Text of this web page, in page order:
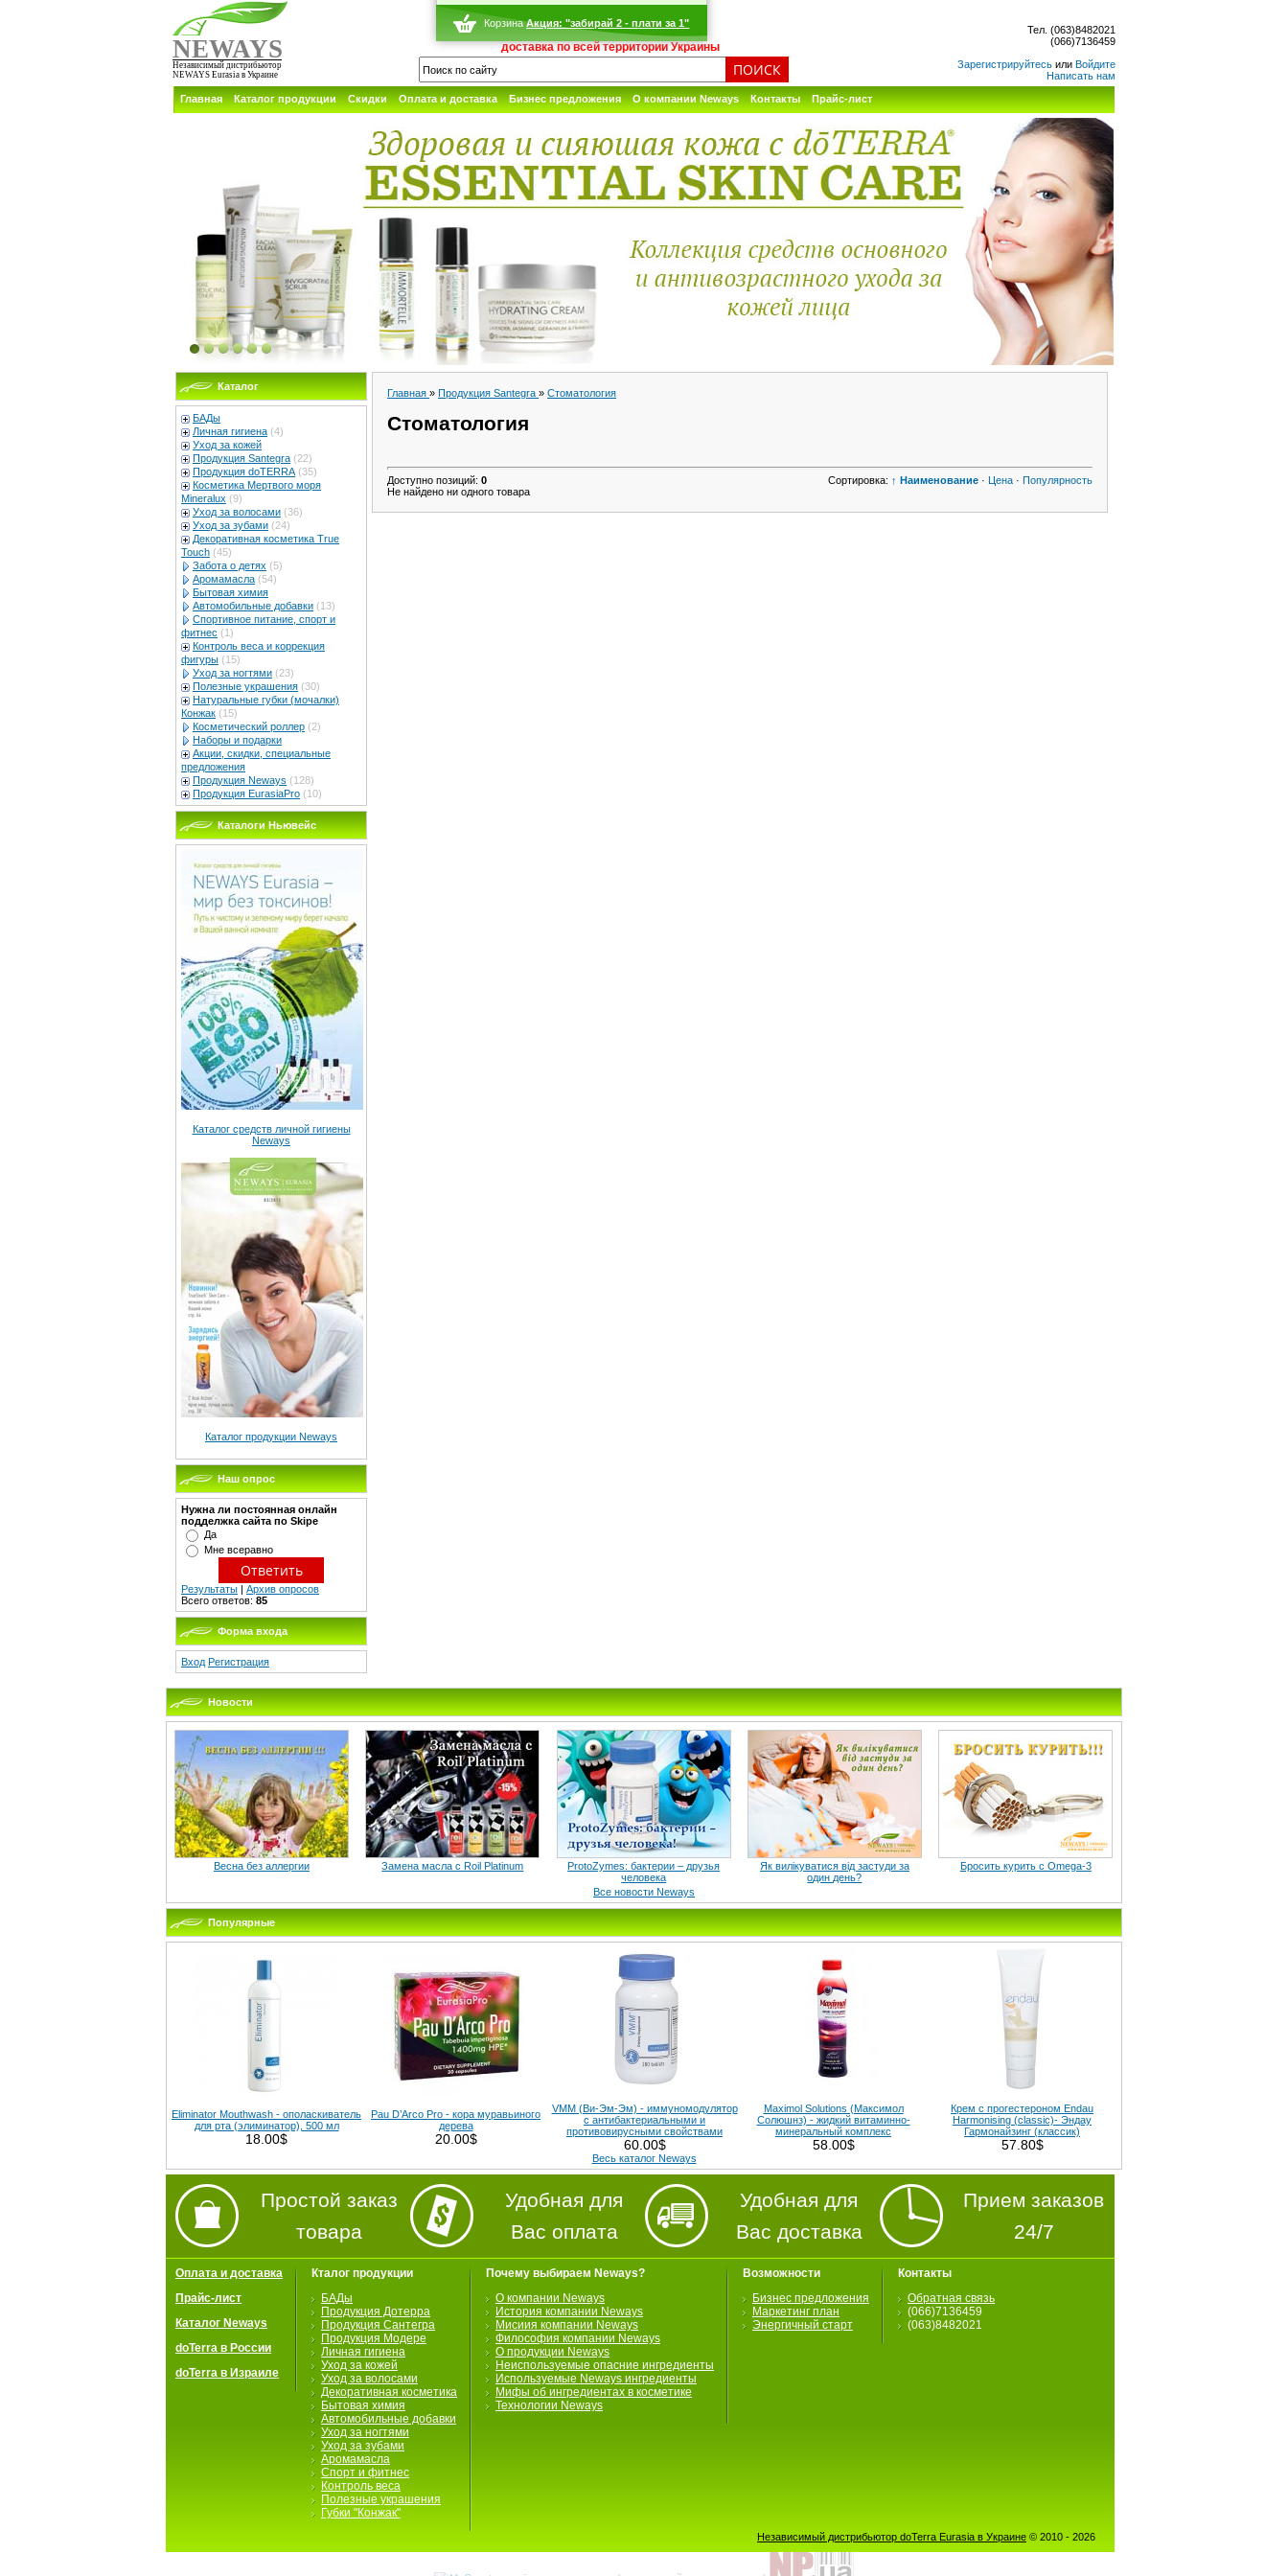
Корзина Акция: "забирай 2 - плати за 1"
NEWAYS
Независимый дистрибьютор
NEWAYS Eurasia в Украине
доставка по всей территории Украины
Тел. (063)8482021
(066)7136459
Зарегистрируйтесь или Войдите
Написать нам
Главная
Каталог продукции Скидки Оплата и доставка Бизнес предложения О компании Neways Контакты Прайс-лист
Каталог
БАДы
Личная гигиена (4)
Уход за кожей
Продукция Santegra (22)
Продукция doTERRA (35)
Косметика Мертвого моря
Mineralux (9)
Уход за волосами (36)
Уход за зубами (24)
Декоративная косметика True
Touch (45)
Забота о детях (5)
Аромамасла (54)
Бытовая химия
Автомобильные добавки (13)
Спортивное питание, спорт и
фитнес (1)
Контроль веса и коррекция
фигуры (15)
Уход за ногтями (23)
Полезные украшения (30)
Натуральные губки (мочалки)
Конжак (15)
Косметический роллер (2)
Наборы и подарки
Акции, скидки, специальные
предложения
Продукция Neways (128)
Продукция EurasiaPro (10)
Каталоги Ньювейс
Каталог средств личной гигиены
Neways
Каталог продукции Neways
Наш опрос
Нужна ли постоянная онлайн
подделжка сайта по Skipe
Да
Мне всеравно
Результаты | Архив опросов
Всего ответов: 85
Форма входа
Вход Регистрация
Главная » Продукция Santegra » Стоматология
Стоматология
Доступно позиций: 0 Сортировка: ↑ Наименование · Цена · Популярность
Не найдено ни одного товара
Новости
Весна без аллергии Замена масла с Roil Platinum
ProtoZymes: бактерии – друзья
человека
Як вилікуватися від застуди за
один день?
Бросить курить c Omega-3
Все новости Neways
Популярные
Eliminator Mouthwash - ополаскиватель
для рта (элиминатор), 500 мл
18.00$
Pau D’Arco Pro - кора муравьиного
дерева
20.00$
VMM (Ви-Эм-Эм) - иммуномодулятор
с антибактериальными и
противовирусными свойствами
60.00$
Maximol Solutions (Максимол
Солюшнз) - жидкий витаминно-
минеральный комплекс
58.00$
Крем с прогестероном Endau
Harmonising (classic)- Эндау
Гармонайзинг (классик)
57.80$
Весь каталог Neways
Простой заказ
товара
Удобная для
Вас оплата
Удобная для
Вас доставка
Прием заказов
24/7
Оплата и доставка
Прайс-лист
Каталог Neways
doTerra в России
doTerra в Израиле
Кталог продукции
БАДы
Продукция Дотерра
Продукция Сантегра
Продукция Модере
Личная гигиена
Уход за кожей
Уход за волосами
Декоративная косметика
Бытовая химия
Автомобильные добавки
Уход за ногтями
Уход за зубами
Аромамасла
Спорт и фитнес
Контроль веса
Полезные украшения
Губки "Конжак"
Почему выбираем Neways?
О компании Neways
История компании Neways
Мисиия компании Neways
Философия компании Neways
О продукции Neways
Неиспользуемые опасние ингредиенты
Используемые Neways ингредиенты
Мифы об ингредиентах в косметике
Технологии Neways
Возможности
Бизнес предложения
Маркетинг план
Энергичный старт
Контакты
Обратная связь
(066)7136459
(063)8482021
Независимый дистрибьютор doTerra Eurasia в Украине © 2010 - 2026